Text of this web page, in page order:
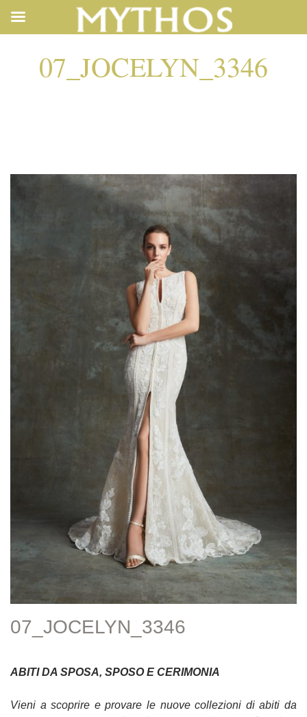
07_JOCELYN_3346
07_JOCELYN_3346
ABITI DA SPOSA, SPOSO E CERIMONIA
Vieni a scoprire e provare le nuove collezioni di abiti da